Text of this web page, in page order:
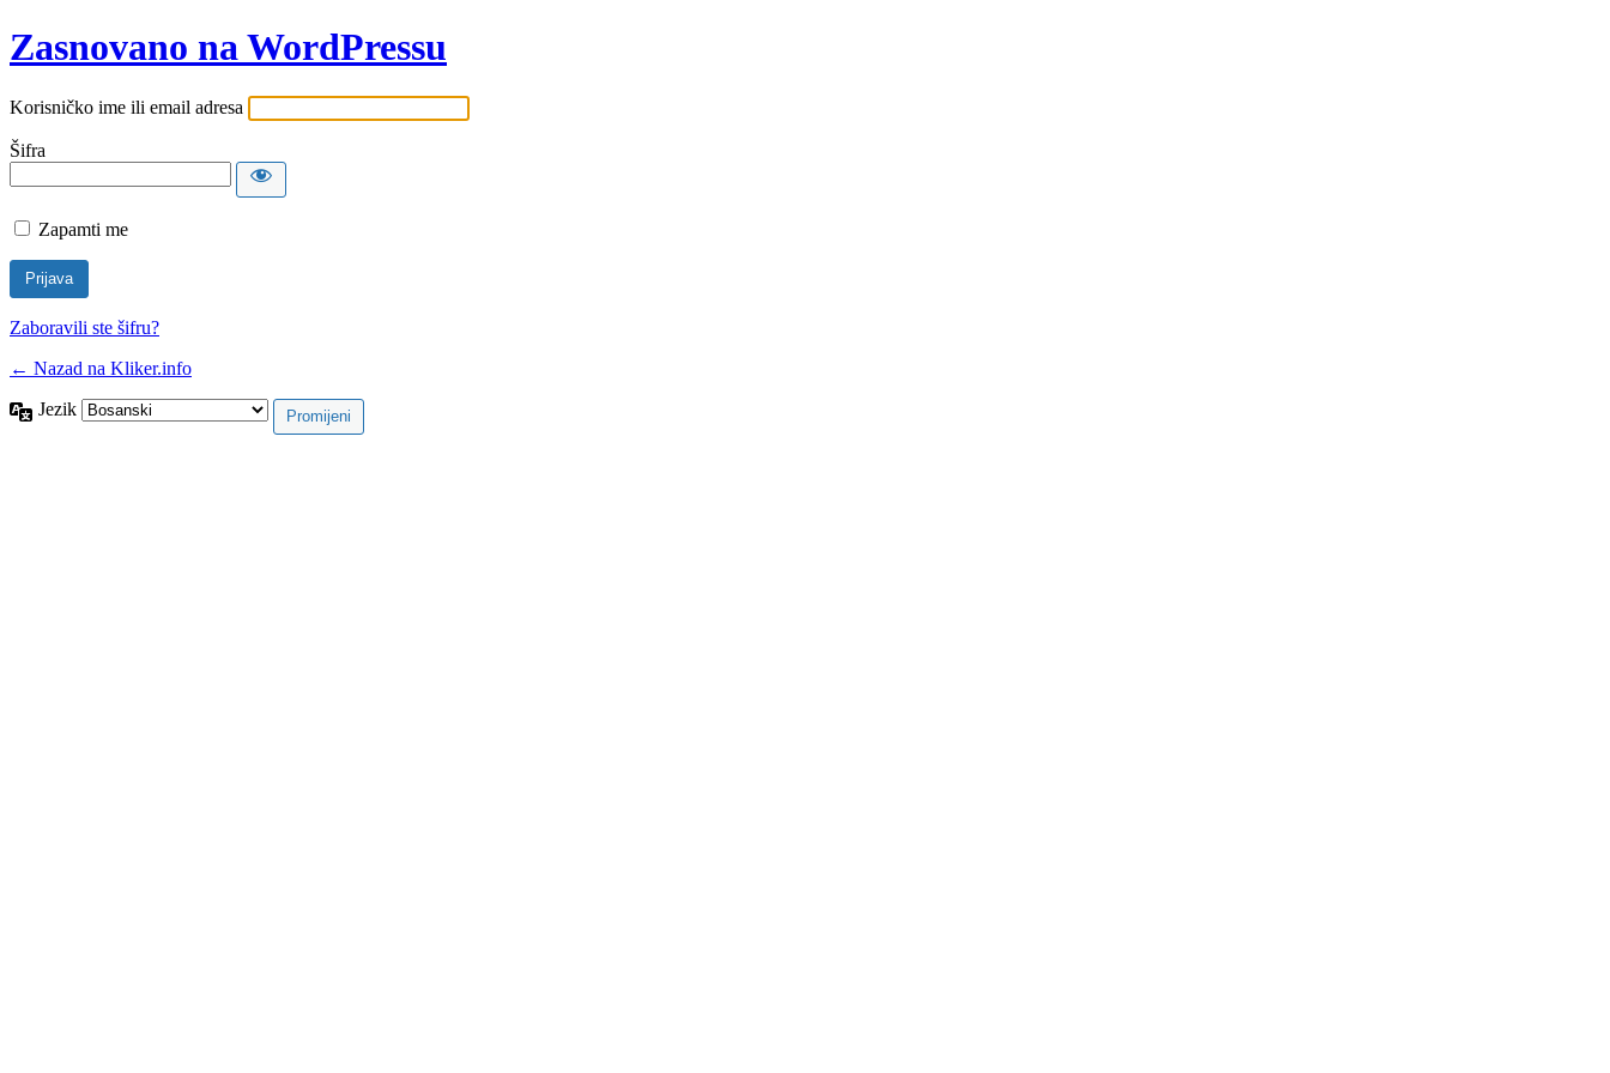
Zasnovano na WordPressu
Korisničko ime ili email adresa
Šifra
Zapamti me
Zaboravili ste šifru?
← Nazad na Kliker.info
Jezik